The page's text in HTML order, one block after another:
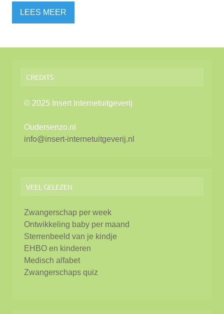
LEES MEER
CREDITS
© 2025 Insert Internetuitgeverij
Oudersenzo.nl
info@insert-internetuitgeverij.nl
VEEL GELEZEN
Zwangerschap per week
Ontwikkeling baby per maand
Sterrenbeeld van je kindje
EHBO en kinderen
Medisch alfabet
Zwangerschaps quiz